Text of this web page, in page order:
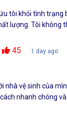
tôi khỏi tình
lượng. Tôi không
45 1 day ago
nhà vệ sinh của
nhanh chóng